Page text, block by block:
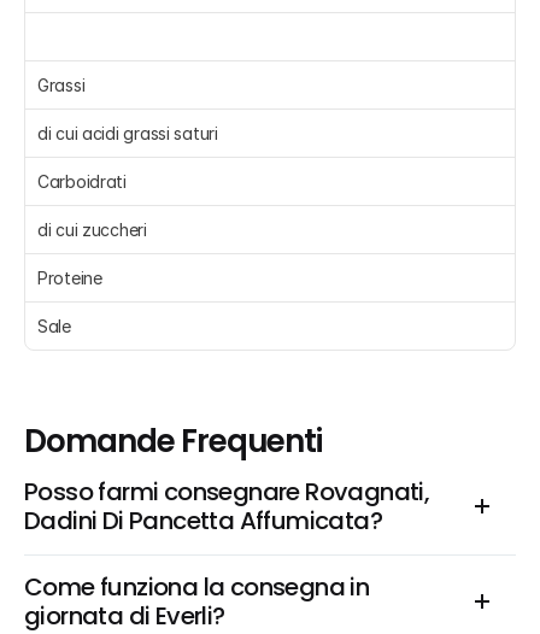
Grassi
di cui acidi grassi saturi
Carboidrati
di cui zuccheri
Proteine
Sale
Domande Frequenti
Posso farmi consegnare Rovagnati,
Dadini Di Pancetta Affumicata?
Come funziona la consegna in
giornata di Everli?